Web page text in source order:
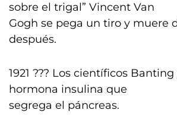
sobre el trigal” Vincent Van
Gogh se pega un tiro y muere
después.
1921 ??? Los científicos
hormona insulina que
segrega el páncreas.